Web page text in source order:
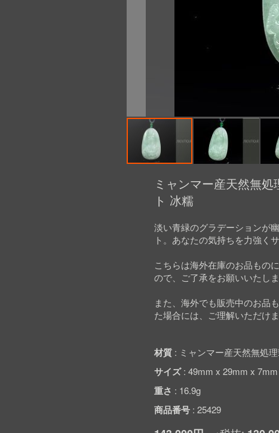
ミャンマー産天然無
ト 冰糯
淡い青緑のグラデーションが
ト。あなたの気持ちを力強く
こちらは海外在庫のお品もの
ので、ご了承をお願いいたしま
また、海外でも販売中のお品
た場合には、ご理解いただけ
材質 ミャンマー産天然無処
サイズ 49mm x 29mm x 7mm
重さ 16.9g
商品番号 25429